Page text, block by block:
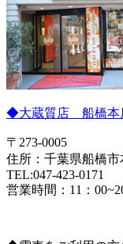
◆大蔵質店 船橋
〒273-0005
住所：千葉県船橋市
TEL:047-423-0171
営業時間：11：